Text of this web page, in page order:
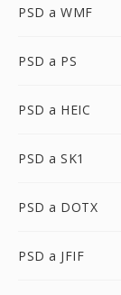
PSD a WMF
PSD a PS
PSD a HEIC
PSD a SK1
PSD a DOTX
PSD a JFIF